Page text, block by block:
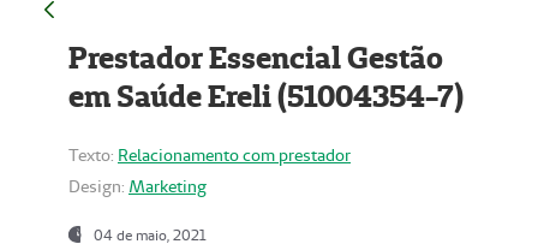
Prestador Essencial Gestão
em Saúde Ereli (51004354-7)
Texto: Relacionamento com prestador
Design: Marketing
04 de maio, 2021